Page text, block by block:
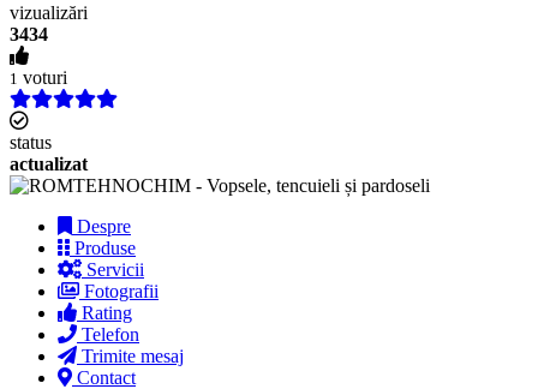
vizualizări
3434
1 voturi
status
actualizat
Despre
Produse
Servicii
Fotografii
Rating
Telefon
Trimite mesaj
Contact